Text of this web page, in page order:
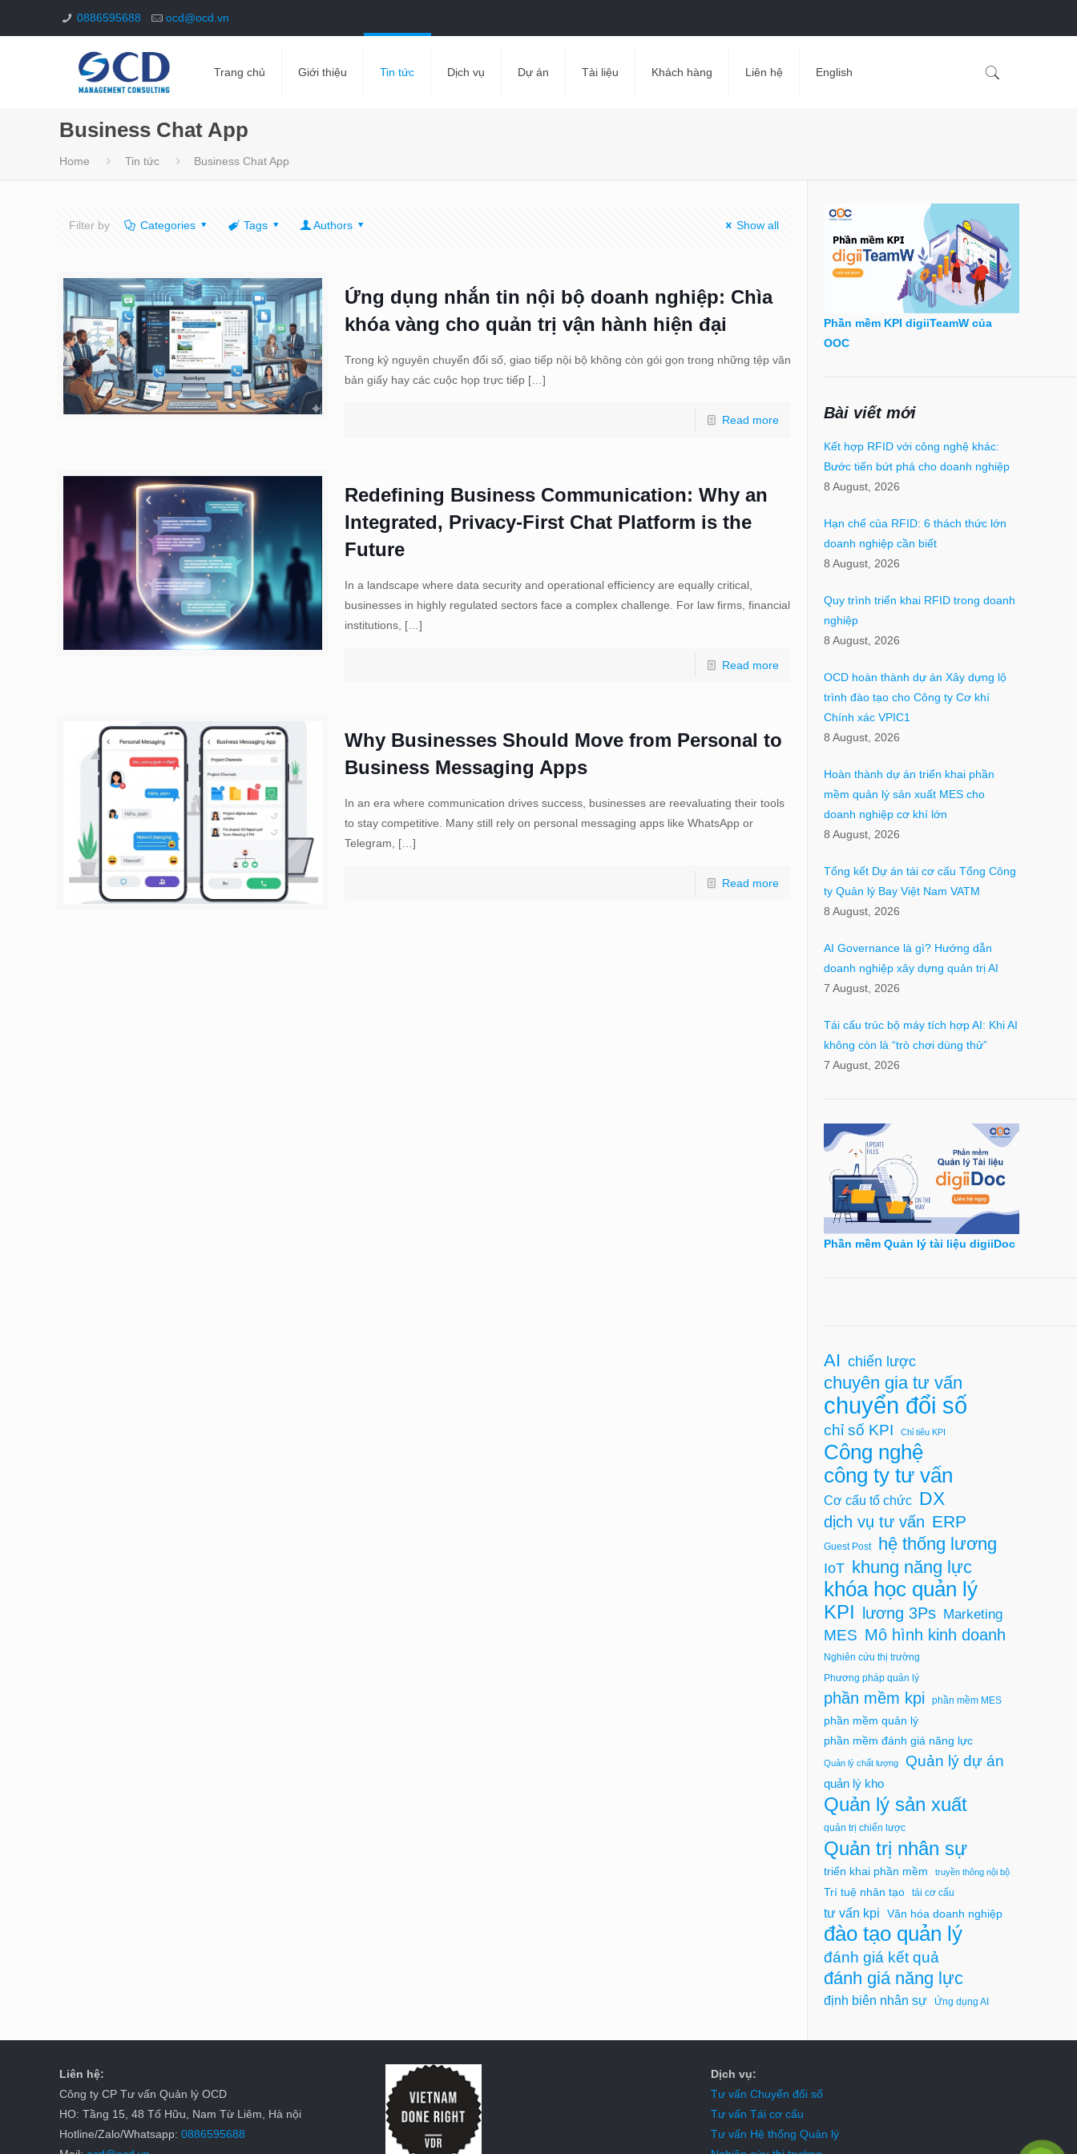
0886595688 ocd@ocd.vn
Trang chủ Giới thiệu Tin tức Dịch vụ Dự án Tài liệu Khách hàng Liên hệ English
Business Chat App
Home Tin tức Business Chat App
Filter by Categories Tags Authors Show all
Ứng dụng nhắn tin nội bộ doanh nghiệp: Chìa
khóa vàng cho quản trị vận hành hiện đại
Trong kỷ nguyên chuyển đổi số, giao tiếp nội bộ không còn gói gọn trong những tệp văn
bản giấy hay các cuộc họp trực tiếp […]
Read more
Redefining Business Communication: Why an
Integrated, Privacy-First Chat Platform is the
Future
In a landscape where data security and operational efficiency are equally critical,
businesses in highly regulated sectors face a complex challenge. For law firms, financial
institutions, […]
Read more
Why Businesses Should Move from Personal to
Business Messaging Apps
In an era where communication drives success, businesses are reevaluating their tools
to stay competitive. Many still rely on personal messaging apps like WhatsApp or
Telegram,
[…]
Read more
Phần mềm KPI digiiTeamW của
OOC
Bài viết mới
Kết hợp RFID với công nghệ khác:
Bước tiến bứt phá cho doanh nghiệp
8 August, 2026
Hạn chế của RFID: 6 thách thức lớn
doanh nghiệp cần biết
8 August, 2026
Quy trình triển khai RFID trong doanh
nghiệp
8 August, 2026
OCD hoàn thành dự án Xây dựng lộ
trình đào tạo cho Công ty Cơ khí
Chính xác VPIC1
8 August, 2026
Hoàn thành dự án triển khai phần
mềm quản lý sản xuất MES cho
doanh nghiệp cơ khí lớn
8 August, 2026
Tổng kết Dự án tái cơ cấu Tổng Công
ty Quản lý Bay Việt Nam VATM
8 August, 2026
AI Governance là gì? Hướng dẫn
doanh nghiệp xây dựng quản trị AI
7 August, 2026
Tái cấu trúc bộ máy tích hợp AI: Khi AI
không còn là “trò chơi dùng thử”
7 August, 2026
Phần mềm Quản lý tài liệu digiiDoc
AI chiến lược
chuyên gia tư vấn
chuyển đổi số
chỉ số KPI Chỉ tiêu KPI
Công nghệ
công ty tư vấn
Cơ cấu tổ chức DX
dịch vụ tư vấn ERP
Guest Post hệ thống lương
IoT khung năng lực
khóa học quản lý
KPI lương 3Ps Marketing
MES Mô hình kinh doanh
Nghiên cứu thị trường
Phương pháp quản lý
phần mềm kpi phần mềm MES
phần mềm quản lý
phần mềm đánh giá năng lực
Quản lý chất lượng Quản lý dự án
quản lý kho
Quản lý sản xuất
quản trị chiến lược
Quản trị nhân sự
triển khai phần mềm truyền thông nội bộ
Trí tuệ nhân tạo tái cơ cấu
tư vấn kpi Văn hóa doanh nghiệp
đào tạo quản lý
đánh giá kết quả
đánh giá năng lực
định biên nhân sự Ứng dụng AI
Liên hệ:
Công ty CP Tư vấn Quản lý OCD
HO: Tầng 15, 48 Tố Hữu, Nam Từ Liêm, Hà nội
Hotline/Zalo/Whatsapp:0886595688
Dịch vụ:
Tư vấn Chuyển đổi số
Tư vấn Tái cơ cấu
Tư vấn Hệ thống Quản lý